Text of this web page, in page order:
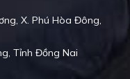
X. Phú Hòa Đông,
Tỉnh Đồng Nai